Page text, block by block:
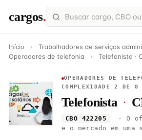
cargos.
Início › Trabalhadores de serviços
Operadores de telefonia
› Telefonista ·
OPERADORES DE
COMPLEXIDADE 2 DE 8
Telefonista ·
CBO 422205
· O
e o mercado em